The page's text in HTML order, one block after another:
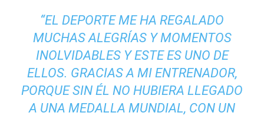
“EL DEPORTE ME HA REGALADO
MUCHAS ALEGRÍAS Y MOMENTOS
INOLVIDABLES Y ESTE ES UNO DE
ELLOS. GRACIAS A MI ENTRENADOR,
PORQUE SIN ÉL NO HUBIERA LLEGADO
A UNA MEDALLA MUNDIAL, CON UN